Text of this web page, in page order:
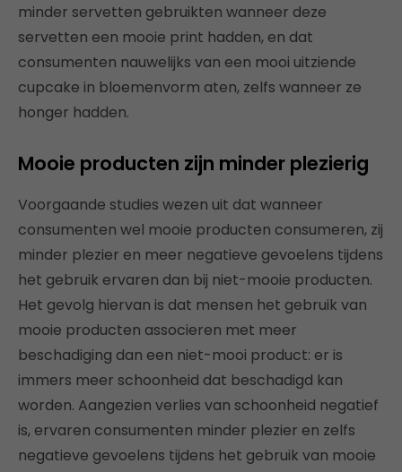
minder servetten gebruikten wanneer deze
servetten een mooie print hadden, en dat
consumenten nauwelijks van een mooi uitziende
cupcake in bloemenvorm aten, zelfs wanneer ze
honger hadden.
Mooie producten zijn minder plezierig
Voorgaande studies wezen uit dat wanneer
consumenten wel mooie producten consumeren, zij
minder plezier en meer negatieve gevoelens tijdens
het gebruik ervaren dan bij niet-mooie producten.
Het gevolg hiervan is dat mensen het gebruik van
mooie producten associeren met meer
beschadiging dan een niet-mooi product: er is
immers meer schoonheid dat beschadigd kan
worden. Aangezien verlies van schoonheid negatief
is, ervaren consumenten minder plezier en zelfs
negatieve gevoelens tijdens het gebruik van mooie